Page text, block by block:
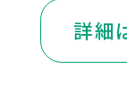
詳細